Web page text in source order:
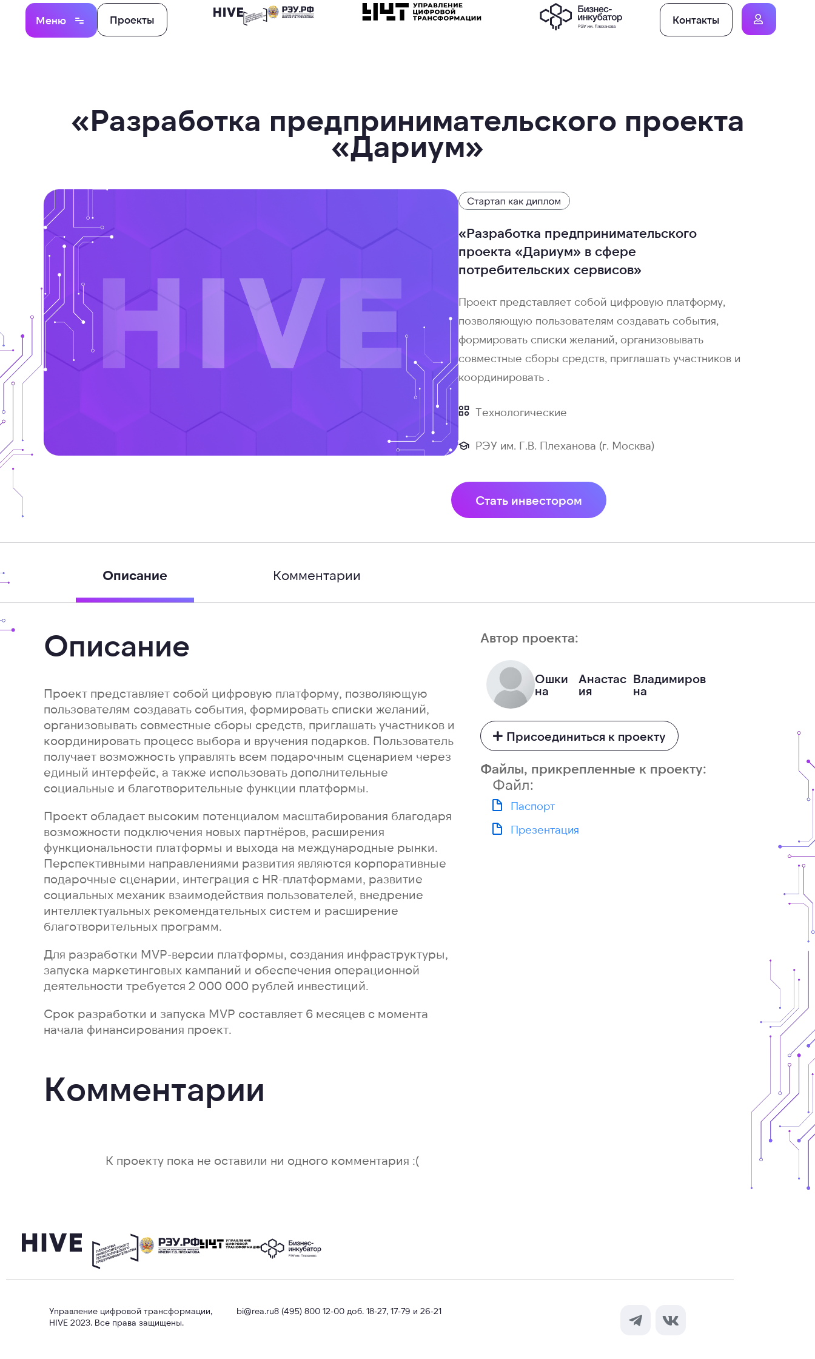
Меню Проекты Контакты
«Разработка предпринимательского проекта
«Дариум»
«Разработка предпринимательского
проекта «Дариум» в сфере
потребительских сервисов»
Проект представляет собой цифровую платформу,
позволяющую пользователям создавать события,
формировать списки желаний, организовывать
совместные сборы средств, приглашать участников и
координировать .
Технологические
РЭУ им. Г.В. Плеханова (г. Москва)
Стать инвестором
Описание Комментарии
Описание
Проект представляет собой цифровую платформу, позволяющую
пользователям создавать события, формировать списки желаний,
организовывать совместные сборы средств, приглашать участников и
координировать процесс выбора и вручения подарков. Пользователь
получает возможность управлять всем подарочным сценарием через
единый интерфейс, а также использовать дополнительные
социальные и благотворительные функции платформы.
Проект обладает высоким потенциалом масштабирования благодаря
возможности подключения новых партнёров, расширения
функциональности платформы и выхода на международные рынки.
Перспективными направлениями развития являются корпоративные
подарочные сценарии, интеграция с HR-платформами, развитие
социальных механик взаимодействия пользователей, внедрение
интеллектуальных рекомендательных систем и расширение
благотворительных программ.
Для разработки MVP-версии платформы, создания инфраструктуры,
запуска маркетинговых кампаний и обеспечения операционной
деятельности требуется 2 000 000 рублей инвестиций.
Срок разработки и запуска MVP составляет 6 месяцев с момента
начала финансирования проект.
Автор проекта:
Ошки
на
Анастас
ия
Владимиров
на
Присоединиться к проекту
Файлы, прикрепленные к проекту:
Файл:
Паспорт
Презентация
Комментарии
К проекту пока не оставили ни одного комментария :(
Управление цифровой трансформации,
HIVE 2023. Все права защищены.
bi@rea.ru8 (495) 800 12-00 доб. 18-27, 17-79 и 26-21